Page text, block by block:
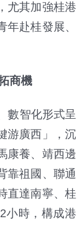
尤其加強桂港
赴桂發展、
商機
數智化形式呈
游廣西」，沉
康養、靖西邊
靠祖國、聯通
直達南寧、桂
小時，構成港